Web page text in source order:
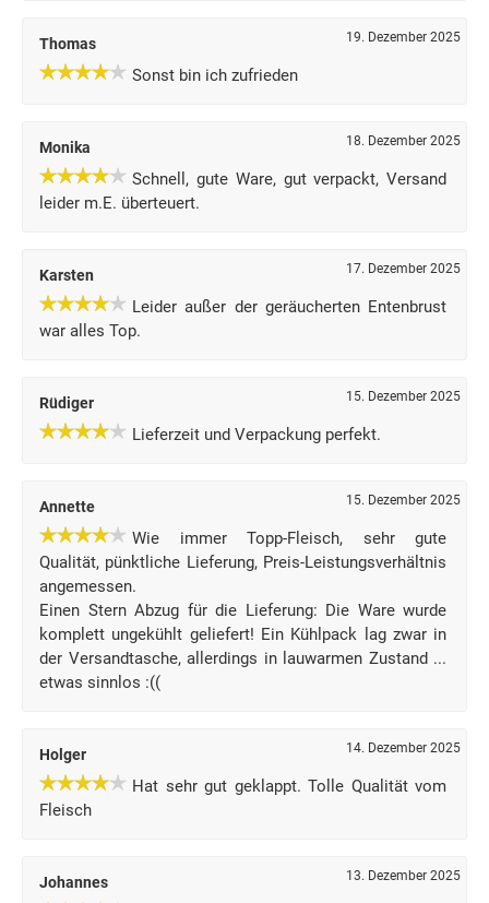
Thomas 19. Dezember 2025
Sonst bin ich zufrieden
Monika 18. Dezember 2025
Schnell, gute Ware, gut verpackt, Versand
leider m.E. überteuert.
Karsten 17. Dezember 2025
Leider außer der geräucherten Entenbrust
war alles Top.
Rüdiger 15. Dezember 2025
Lieferzeit und Verpackung perfekt.
Annette 15. Dezember 2025
Wie immer Topp-Fleisch, sehr gute
Qualität, pünktliche Lieferung, Preis-Leistungsverhältnis
angemessen.
Einen Stern Abzug für die Lieferung: Die Ware wurde
komplett ungekühlt geliefert! Ein Kühlpack lag zwar in
der Versandtasche, allerdings in lauwarmen Zustand ...
etwas sinnlos :((
Holger 14. Dezember 2025
Hat sehr gut geklappt. Tolle Qualität vom
Fleisch
Johannes 13. Dezember 2025